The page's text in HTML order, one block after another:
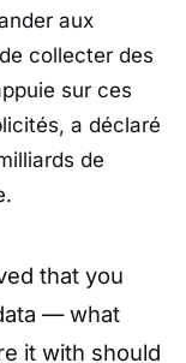
aux
collecter des
sur ces
a déclaré
de
that you
— what
it with should